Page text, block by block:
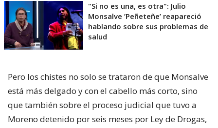
"Si no es una, es otra": Julio
Monsalve ’Peñeteñe’ reapareció
hablando sobre sus problemas de
salud
Pero los chistes no solo se trataron de que Monsalve
está más delgado y con el cabello más corto, sino
que también sobre el proceso judicial que tuvo a
Moreno detenido por seis meses por Ley de Drogas,